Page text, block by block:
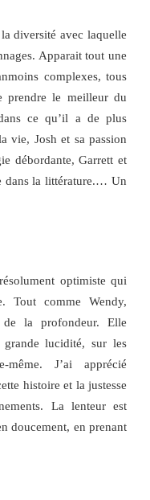
diversité avec laquelle
Apparait tout une
complexes, tous
prendre le meilleur du
ce qu’il a de plus
vie, Josh et sa passion
débordante, Garrett et
dans la littérature.… Un
optimiste qui
Tout comme Wendy,
de la profondeur. Elle
lucidité, sur les
J’ai apprécié
histoire et la justesse
La lenteur est
doucement, en prenant